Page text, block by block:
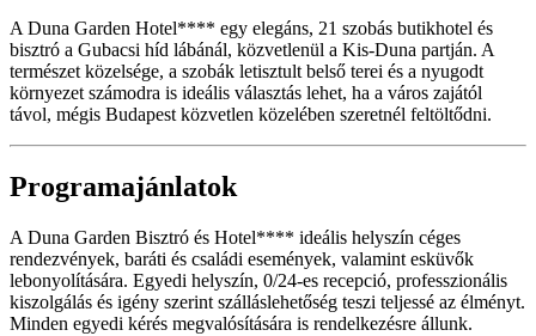
A Duna Garden Hotel**** egy elegáns, 21 szobás butikhotel és
bisztró a Gubacsi híd lábánál, közvetlenül a Kis-Duna partján. A
természet közelsége, a szobák letisztult belső terei és a nyugodt
környezet számodra is ideális választás lehet, ha a város zajától
távol, mégis Budapest közvetlen közelében szeretnél feltöltődni.
Programajánlatok
A Duna Garden Bisztró és Hotel**** ideális helyszín céges
rendezvények, baráti és családi események, valamint esküvők
lebonyolítására. Egyedi helyszín, 0/24-es recepció, professzionális
kiszolgálás és igény szerint szálláslehetőség teszi teljessé az élményt.
Minden egyedi kérés megvalósítására is rendelkezésre állunk.